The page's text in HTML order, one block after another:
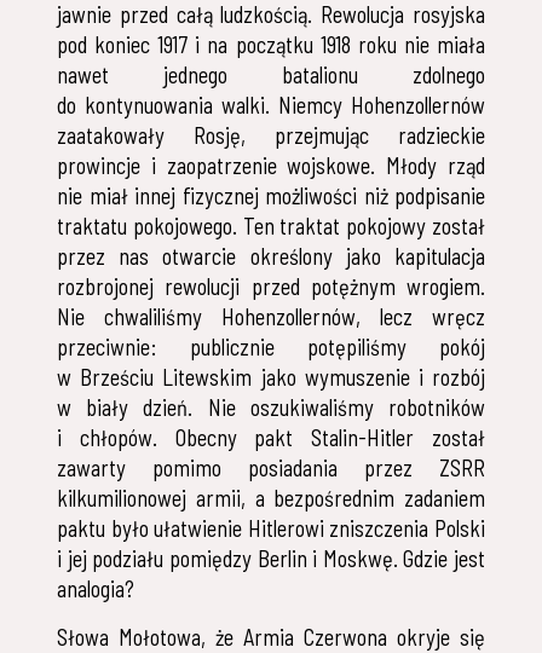
jawnie przed całą ludzkością. Rewolucja rosyjska
pod koniec 1917 i na początku 1918 roku nie miała
nawet jednego batalionu zdolnego
do kontynuowania walki. Niemcy Hohenzollernów
zaatakowały Rosję, przejmując radzieckie
prowincje i zaopatrzenie wojskowe. Młody rząd
nie miał innej fizycznej możliwości niż podpisanie
traktatu pokojowego. Ten traktat pokojowy został
przez nas otwarcie określony jako kapitulacja
rozbrojonej rewolucji przed potężnym wrogiem.
Nie chwaliliśmy Hohenzollernów, lecz wręcz
przeciwnie: publicznie potępiliśmy pokój
w Brześciu Litewskim jako wymuszenie i rozbój
w biały dzień. Nie oszukiwaliśmy robotników
i chłopów. Obecny pakt Stalin-Hitler został
zawarty pomimo posiadania przez ZSRR
kilkumilionowej armii, a bezpośrednim zadaniem
paktu było ułatwienie Hitlerowi zniszczenia Polski
i jej podziału pomiędzy Berlin i Moskwę. Gdzie jest
analogia?
Słowa Mołotowa, że Armia Czerwona okryje się